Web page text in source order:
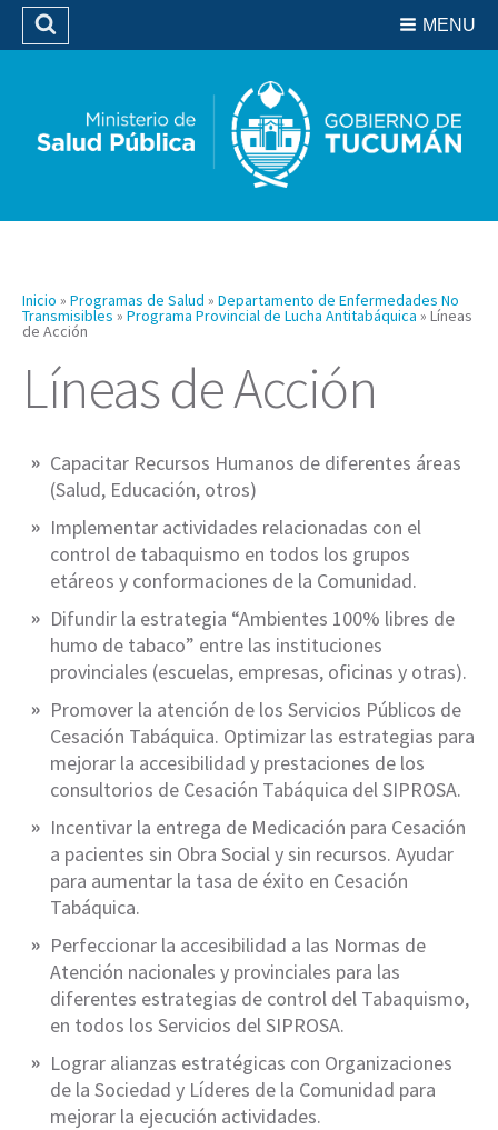
Biblioteca
MENU
Buscar
Inicio » Programas de Salud » Departamento de Enfermedades No
Transmisibles » Programa Provincial de Lucha Antitabáquica » Líneas
de Acción
Líneas de Acción
Capacitar Recursos Humanos de diferentes áreas
(Salud, Educación, otros)
Implementar actividades relacionadas con el
control de tabaquismo en todos los grupos
etáreos y conformaciones de la Comunidad.
Difundir la estrategia “Ambientes 100% libres de
humo de tabaco” entre las instituciones
provinciales (escuelas, empresas, oficinas y otras).
Promover la atención de los Servicios Públicos de
Cesación Tabáquica. Optimizar las estrategias para
mejorar la accesibilidad y prestaciones de los
consultorios de Cesación Tabáquica del SIPROSA.
Incentivar la entrega de Medicación para Cesación
a pacientes sin Obra Social y sin recursos. Ayudar
para aumentar la tasa de éxito en Cesación
Tabáquica.
Perfeccionar la accesibilidad a las Normas de
Atención nacionales y provinciales para las
diferentes estrategias de control del Tabaquismo,
en todos los Servicios del SIPROSA.
Lograr alianzas estratégicas con Organizaciones
de la Sociedad y Líderes de la Comunidad para
mejorar la ejecución actividades.